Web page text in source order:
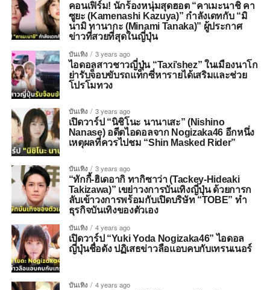
คอนเฟิร์ม! นักร้องหนุ่มสุดฮอต “คาเมะนาชิ คา
ซูยะ (Kamenashi Kazuya)” กำลังเดทกับ “มิ
นามิ ทานากะ (Minami Tanaka)” ผู้ประกาศ
ข่าวที่สวยที่สุดในญี่ปุ่น
บันเทิง 3 years ago
ไอดอลสาวชาวญี่ปุ่น “Taxi’shez” ในเมืองนาโก
ย่ารับจ็อบขับรถแท็กซี่หารายได้เสริมและช่วย
โปรโมทวง
บันเทิง 3 years ago
เปิดวาร์ป “นิชิโนะ นานาเสะ” (Nishino
Nanase) อดีตไอดอลจาก Nogizaka46 อีกหนึ่ง
เหตุผลที่ควรไปชม “Shin Masked Rider”
บันเทิง 3 years ago
“ทักกี้-ฮิเดอากิ ทากิซาว่า (Tackey-Hideaki
Takizawa)” เขย่าวงการบันเทิงญี่ปุ่น ด้วยการก
ลับเข้าวงการพร้อมกับเปิดบริษัท “TOBE” ทำ
ธุรกิจบันเทิงของตัวเอง
บันเทิง 4 years ago
เปิดวาร์ป “Yuki Yoda Nogizaka46” ไอดอล
ญี่ปุ่นชื่อดัง ปฏิเสธข่าวลือแอบคบกับเทรนเนอร์
บันเทิง 4 years ago